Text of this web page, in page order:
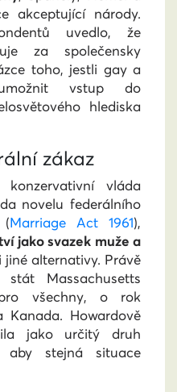
akceptující národy.
uvedlo, že
za společensky
toho, jestli gay a
vstup do
hlediska
zákaz
vláda
novelu federálního
(Marriage Act 1961),
jako svazek muže a
alternativy. Právě
Massachusetts
všechny, o rok
Kanada. Howardově
jako určitý druh
stejná situace